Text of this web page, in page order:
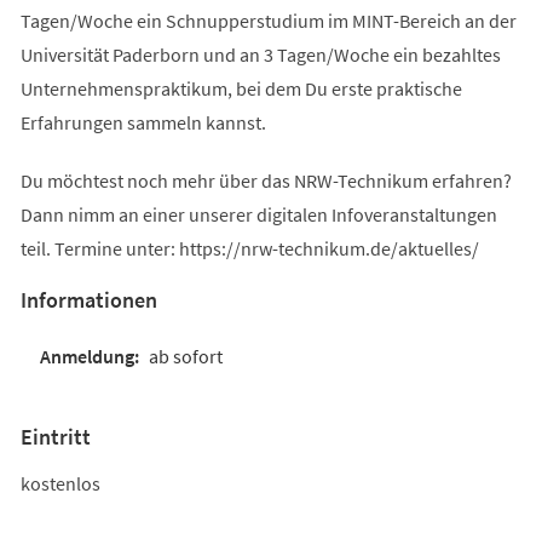
Tagen/Woche ein Schnupperstudium im MINT-Bereich an der
Universität Paderborn und an 3 Tagen/Woche ein bezahltes
Unternehmenspraktikum, bei dem Du erste praktische
Erfahrungen sammeln kannst.
Du möchtest noch mehr über das NRW-Technikum erfahren?
Dann nimm an einer unserer digitalen Infoveranstaltungen
teil. Termine unter: https://nrw-technikum.de/aktuelles/
Informationen
ab sofort
Eintritt
kostenlos